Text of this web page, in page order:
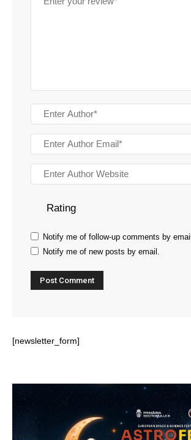
Rating
Notify me of follow-up comments by email.
Notify me of new posts by email.
[newsletter_form]